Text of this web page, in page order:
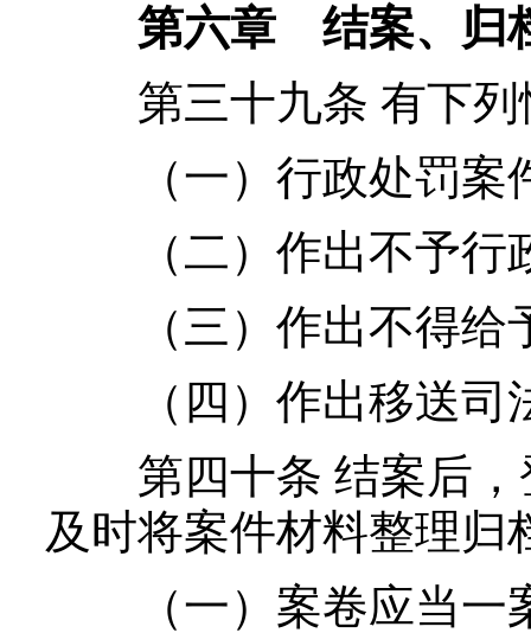
第六章 结案、归
第三十九条 有下列
（一）行政处罚案
（二）作出不予行
（三）作出不得给
（四）作出移送司
第四十条 结案后，
及时将案件材料整理归
（一）案卷应当一